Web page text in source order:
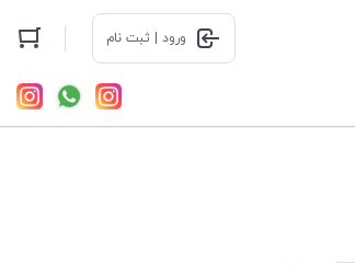
ورود | ثبت نام